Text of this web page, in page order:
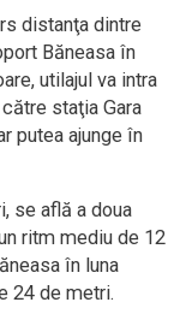
distanţa dintre
Băneasa în
utilajul va intra
staţia Gara
putea ajunge în
se află a doua
ritm mediu de 12
în luna
24 de metri.